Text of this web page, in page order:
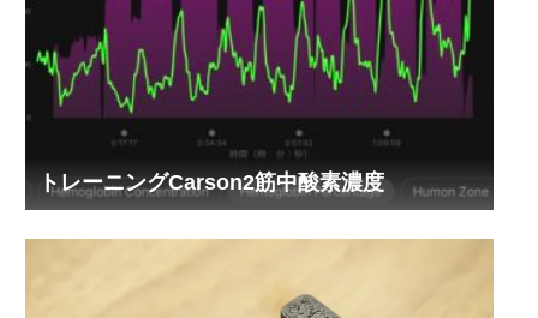
トレーニングCarson2筋中酸素濃度